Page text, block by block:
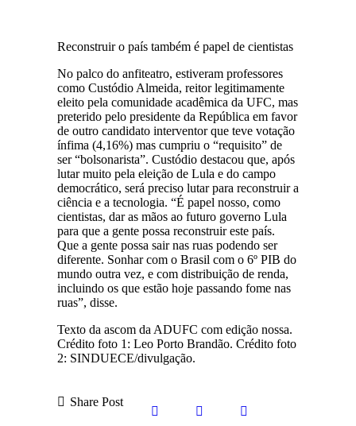
Reconstruir o país também é papel de cientistas
No palco do anfiteatro, estiveram professores
como Custódio Almeida, reitor legitimamente
eleito pela comunidade acadêmica da UFC, mas
preterido pelo presidente da República em favor
de outro candidato interventor que teve votação
ínfima (4,16%) mas cumpriu o “requisito” de
ser “bolsonarista”. Custódio destacou que, após
lutar muito pela eleição de Lula e do campo
democrático, será preciso lutar para reconstruir a
ciência e a tecnologia. “É papel nosso, como
cientistas, dar as mãos ao futuro governo Lula
para que a gente possa reconstruir este país.
Que a gente possa sair nas ruas podendo ser
diferente. Sonhar com o Brasil com o 6º PIB do
mundo outra vez, e com distribuição de renda,
incluindo os que estão hoje passando fome nas
ruas”, disse.
Texto da ascom da ADUFC com edição nossa.
Crédito foto 1: Leo Porto Brandão. Crédito foto
2: SINDUECE/divulgação.
Share Post